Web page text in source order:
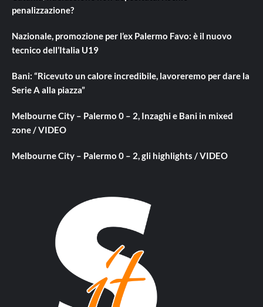
penalizzazione?
Nazionale, promozione per l’ex Palermo Favo: è il nuovo
tecnico dell’Italia U19
Bani: “Ricevuto un calore incredibile, lavoreremo per dare la
Serie A alla piazza”
Melbourne City – Palermo 0 – 2, Inzaghi e Bani in mixed
zone / VIDEO
Melbourne City – Palermo 0 – 2, gli highlights / VIDEO